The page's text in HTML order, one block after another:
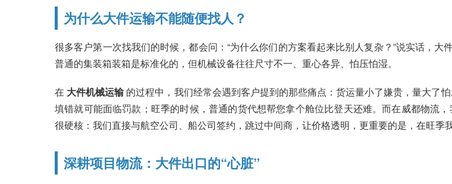
为什么大件运输不能随便找人？
很多客户第一次找我们的时候，都会问：“为什么你们的方案看起来比别人复杂？”说实话，大件
普通的集装箱装箱是标准化的，但机械设备往往尺寸不一、重心各异、怕压怕湿。
在 大件机械运输的过程中，我们经常会遇到客户提到的那些痛点：货运量小了嫌贵，量大了
填错就可能面临罚款；旺季的时候，普通的货代想帮您拿个舱位比登天还难。而在威都物流
很硬核：我们直接与航空公司、船公司签约，跳过中间商，让价格透明，更重要的是，在旺季
深耕项目物流：大件出口的“心脏”